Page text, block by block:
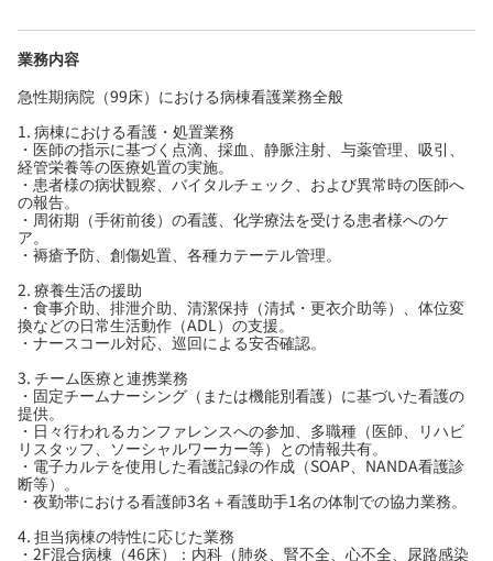
業務内容
急性期病院（99床）における病棟看護業務全般
1. 病棟における看護・処置業務
・医師の指示に基づく点滴、採血、静脈注射、与薬管理、吸引、
経管栄養等の医療処置の実施。
・患者様の病状観察、バイタルチェック、および異常時の医師へ
の報告。
・周術期（手術前後）の看護、化学療法を受ける患者様へのケ
ア。
・褥瘡予防、創傷処置、各種カテーテル管理。
2. 療養生活の援助
・食事介助、排泄介助、清潔保持（清拭・更衣介助等）、体位変
換などの日常生活動作（ADL）の支援。
・ナースコール対応、巡回による安否確認。
3. チーム医療と連携業務
・固定チームナーシング（または機能別看護）に基づいた看護の
提供。
・日々行われるカンファレンスへの参加、多職種（医師、リハビ
リスタッフ、ソーシャルワーカー等）との情報共有。
・電子カルテを使用した看護記録の作成（SOAP、NANDA看護診
断等）。
・夜勤帯における看護師3名＋看護助手1名の体制での協力業務。
4. 担当病棟の特性に応じた業務
・2F混合病棟（46床）：内科（肺炎、腎不全、心不全、尿路感染